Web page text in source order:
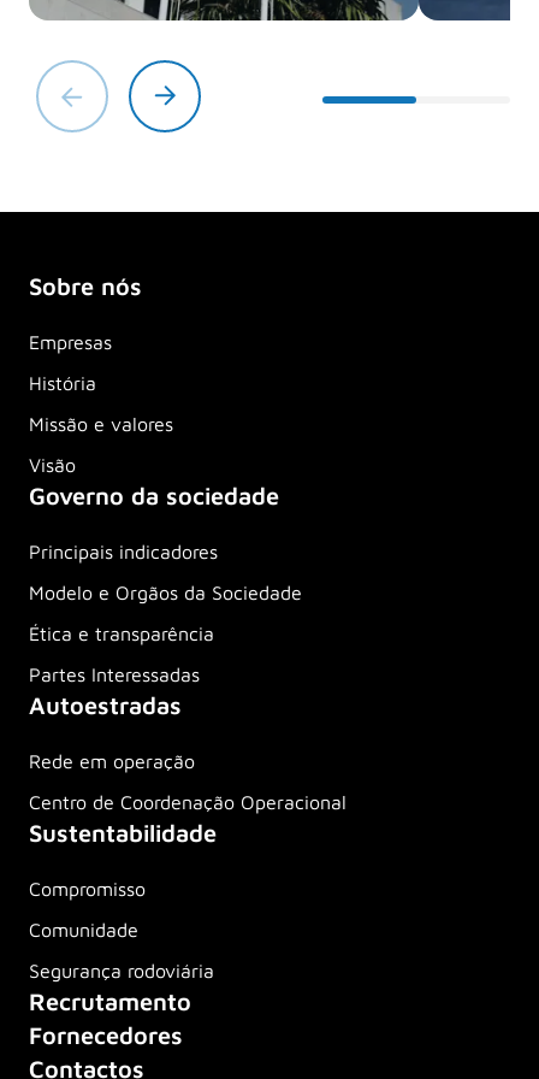
Conheça o nosso propósito,
Saiba mais sobre o nosso
compromisso, comunidade e
projetos.
Sobre nós
Empresas
História
Missão e valores
Visão
Governo da sociedade
Principais indicadores
Modelo e Orgãos da Sociedade
Ética e transparência
Partes Interessadas
Autoestradas
Rede em operação
Centro de Coordenação Operacional
Sustentabilidade
Compromisso
Comunidade
Segurança rodoviária
Recrutamento
Fornecedores
Contactos